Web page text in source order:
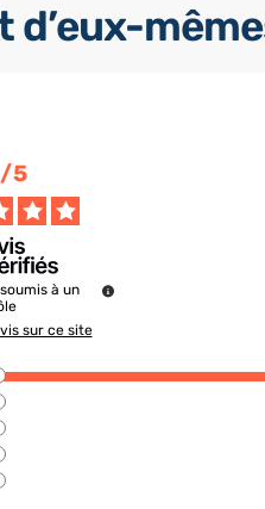
d’eux-
/5
à un
sur ce site